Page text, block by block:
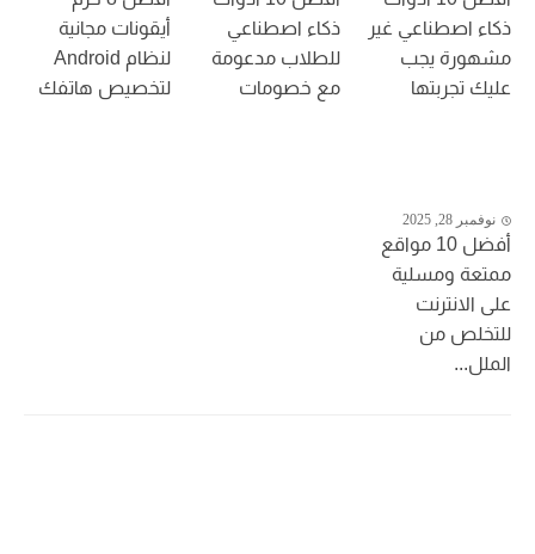
ذكاء اصطناعي غير
مشهورة يجب
عليك تجربتها
ذكاء اصطناعي
للطلاب مدعومة
مع خصومات
أيقونات مجانية
لنظام Android
لتخصيص هاتفك
نوفمبر 28, 2025
أفضل 10 مواقع
ممتعة ومسلية
على الانترنت
للتخلص من
الملل...